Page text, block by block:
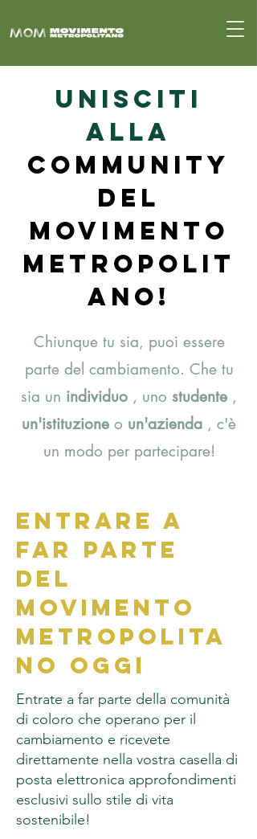
Unisciti
alla
Community
del
Movimento
Metropolit
ano!
Chiunque tu sia, puoi essere
parte del cambiamento. Che tu
sia un individuo , uno studente ,
un'istituzione o un'azienda , c'è
un modo per partecipare!
Entrare a
far parte
del
Movimento
Metropolita
no oggi
Entrate a far parte della comunità
di coloro che operano per il
cambiamento e ricevete
direttamente nella vostra casella di
posta elettronica approfondimenti
esclusivi sullo stile di vita
sostenibile!